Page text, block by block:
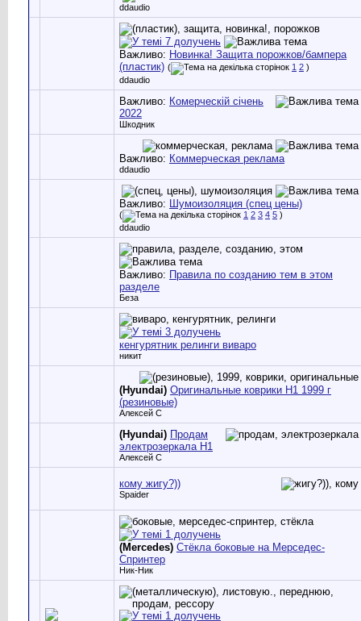
ddaudio
Важливо: Новинка! Защита порожков/бампера
(пластик) ( 1 2 )
ddaudio
Важливо: Комерческій січень
2022
Шкодник
Важливо: Коммерческая реклама
ddaudio
Важливо: Шумоизоляция (спец цены)
( 1 2 3 4 5 )
ddaudio
Важливо: Правила по созданию тем в этом
разделе
Беза
кенгурятник релинги виваро
никит
(Hyundai) Оригинальные коврики Н1 1999 г
(резиновые)
Алексей С
(Hyundai) Продам
электрозеркала Н1
Алексей С
кому жигу?))
Spaider
(Mercedes) Стёкла боковые на Мерседес-
Спринтер
Ник-Ник